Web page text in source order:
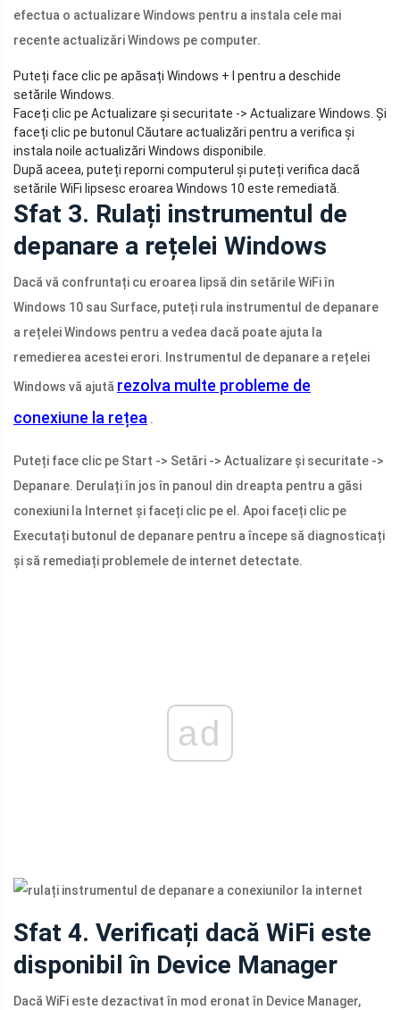
efectua o actualizare Windows pentru a instala cele mai
recente actualizări Windows pe computer.
Puteți face clic pe apăsați Windows + I pentru a deschide
setările Windows.
Faceți clic pe Actualizare și securitate -> Actualizare Windows. Și
faceți clic pe butonul Căutare actualizări pentru a verifica și
instala noile actualizări Windows disponibile.
După aceea, puteți reporni computerul și puteți verifica dacă
setările WiFi lipsesc eroarea Windows 10 este remediată.
Sfat 3. Rulați instrumentul de
depanare a rețelei Windows
Dacă vă confruntați cu eroarea lipsă din setările WiFi în
Windows 10 sau Surface, puteți rula instrumentul de depanare
a rețelei Windows pentru a vedea dacă poate ajuta la
remedierea acestei erori. Instrumentul de depanare a rețelei
Windows vă ajută rezolva multe probleme de
conexiune la rețea .
Puteți face clic pe Start -> Setări -> Actualizare și securitate ->
Depanare. Derulați în jos în panoul din dreapta pentru a găsi
conexiuni la Internet și faceți clic pe el. Apoi faceți clic pe
Executați butonul de depanare pentru a începe să diagnosticați
și să remediați problemele de internet detectate.
ad
Sfat 4. Verificați dacă WiFi este
disponibil în Device Manager
Dacă WiFi este dezactivat în mod eronat în Device Manager,